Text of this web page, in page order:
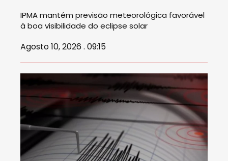
IPMA mantém previsão meteorológica favorável
à boa visibilidade do eclipse solar
Agosto 10, 2026 . 09:15